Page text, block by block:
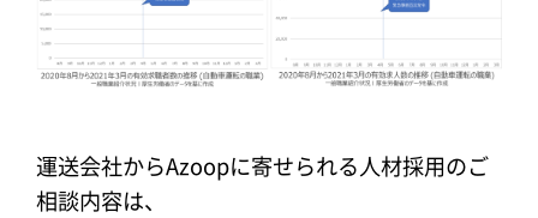
運送会社からAzoopに寄せられる人材採用のご
相談内容は、